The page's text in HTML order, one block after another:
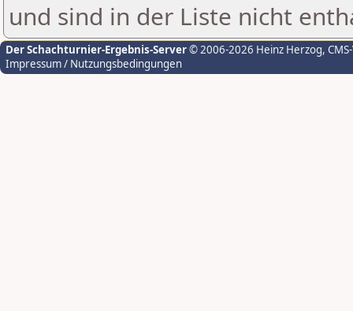
und sind in der Liste nicht
Der Schachturnier-Ergebnis-Server© 2006-2026 Heinz Herzog,
Impressum / Nutzungsbedingungen